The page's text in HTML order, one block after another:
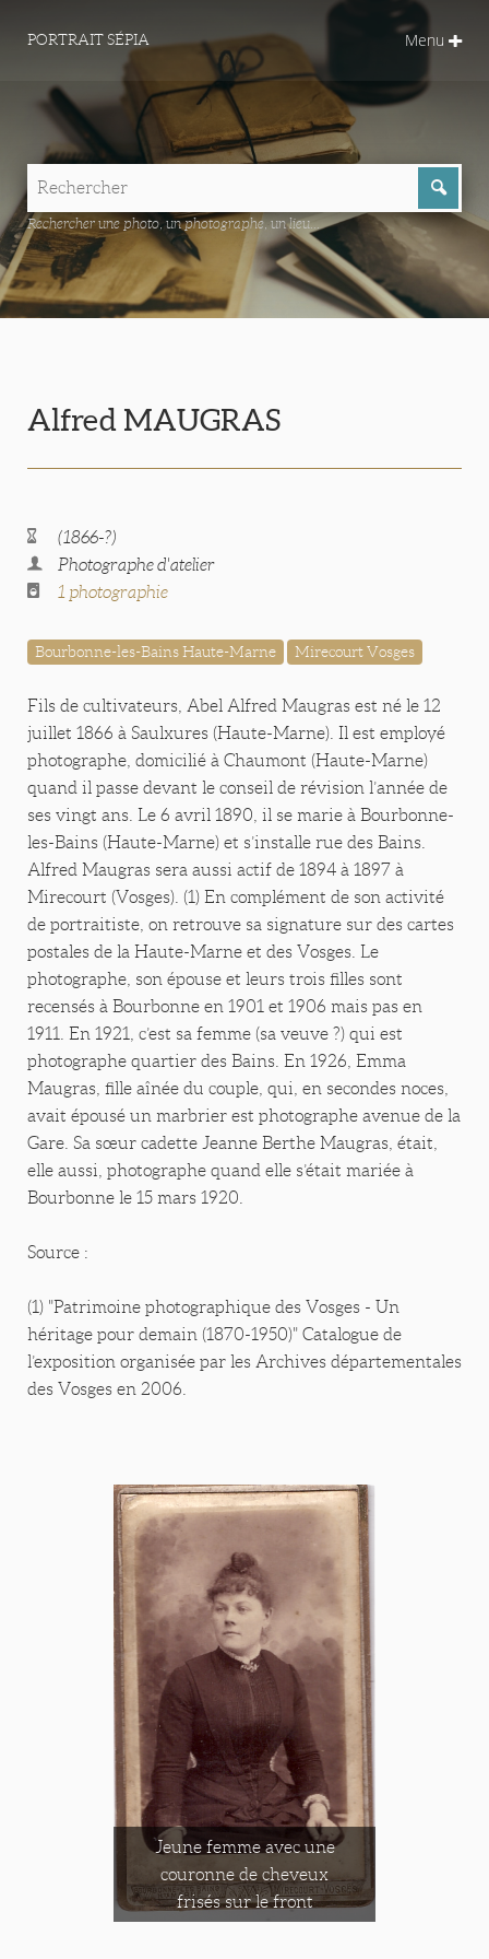
PORTRAIT SÉPIA Menu
Rechercher une photo, un photographe, un lieu...
Alfred MAUGRAS
(1866-?)
Photographe d'atelier
1 photographie
Bourbonne-les-Bains Haute-Marne Mirecourt Vosges
Fils de cultivateurs, Abel Alfred Maugras est né le 12
juillet 1866 à Saulxures (Haute-Marne). Il est employé
photographe, domicilié à Chaumont (Haute-Marne)
quand il passe devant le conseil de révision l’année de
ses vingt ans. Le 6 avril 1890, il se marie à Bourbonne-
les-Bains (Haute-Marne) et s’installe rue des Bains.
Alfred Maugras sera aussi actif de 1894 à 1897 à
Mirecourt (Vosges). (1) En complément de son activité
de portraitiste, on retrouve sa signature sur des cartes
postales de la Haute-Marne et des Vosges. Le
photographe, son épouse et leurs trois filles sont
recensés à Bourbonne en 1901 et 1906 mais pas en
1911. En 1921, c’est sa femme (sa veuve ?) qui est
photographe quartier des Bains. En 1926, Emma
Maugras, fille aînée du couple, qui, en secondes noces,
avait épousé un marbrier est photographe avenue de la
Gare. Sa sœur cadette Jeanne Berthe Maugras, était,
elle aussi, photographe quand elle s’était mariée à
Bourbonne le 15 mars 1920.
Source :
(1) "Patrimoine photographique des Vosges - Un
héritage pour demain (1870-1950)" Catalogue de
l’exposition organisée par les Archives départementales
des Vosges en 2006.
Jeune femme avec une
couronne de cheveux
frisés sur le front